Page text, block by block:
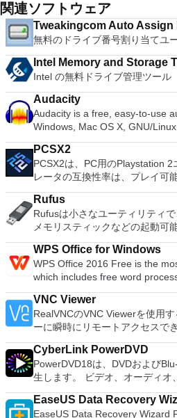
関連ソフトウェア
Tweakingcom Auto Assign
無料のドライブ番号割り当てユ
Intel Memory and Storage
Intel の無料ドライブ管理ツール
Audacity
Audacity is a free, easy-to-use
Windows, Mac OS X, GNU/
systems. You can use Audacity to: Record live audio.
tapes and records into digital
Vorbis, MP3, WAV or AIFF sound files. Cut, copy,
sounds together. Change the speed or pitch of a recording.
PCSX2
PCSX2は、PC用のPlaystation 2
レータの互換性率は、プレイ可
以上を誇っています。かなり強
いる場合、PCSX2は優れたエミ
アプリケーションはローエンド
供するため、Playstation 2コン
PCで動作するゲームを見ることができます
ーターを使用すると、PS2コン
プレイステーション体験をシミ
ケーションでは、ディスクから
ハードドライブからISOイメー
す。 主な機能は次のとおりです。 Savestates：ボタンを
押すだけで、ゲームの現在の「
限のメモリーカード：好きなだ
8MBから64MBまでの単一の物
した。 高解像度グラフィックス
1080pまたは4K HDでゲームを
ゲームを高い精度でエミュレー
ーターを切り替えることができ
Rufus
Rufusは小さなユーティリティ
メモリスティックなどの起動可
フォーマットおよび作成できます。 Rufusは、次のシナ
役立ちます。 Windows、Linux、およびUEFI用の起動可能な
ISOからUSBインストールメデ
合。 OSがインストールされていないシステムで作業する必要
がある場合。 BIOSまたはその他のファームウェアをDOSから
フラッシュする必要がある場合
を実行する必要がある場合。 Rufusは次の* ISOで動作しま
す：Arch Linux、Archbang、
Damn Small Linux、Fedora、
gNewSense、Hiren&#39;s Boot
Kubuntu、Linux Mint、NT
OpenSUSE、Parted Magic、
Rescue Kit、Ubuntu、Ultimate
以降）、Windows Server 2003
WPS Office for Windows
WPS Office 2016 Free is the
which includes free word
and presentation maker. With
easily be able to deal with any
Office 2016 Free has multiple
French, German, Spanish,
languages. To switch between
single click! Despite being a free suite, WPS Office comes
with many innovative features,
adjustment tool and multiple
converter, spell check and word
2016 Personal Edition supports
VNC Viewer
RealVNCのVNC Viewerを使用
ーに瞬時にリモートアクセスで
またはLinuxマシン、世界中の
使用すると、コンピューターの
ンピューターの前に直接座って
ードを制御したりできます。 VNC Viewerは、インストールと
使用が簡単です。制御したいデ
し、指示に従ってください。オ
CyberLink PowerDVD
PowerDVD18は、DVDおよび
生します。 ビデオ、オーディオ
ツ、さらにはYouTubeやVimeo
要なエンターテイメントの仲間です。 Ultra HD
EaseUS Data Recovery
EaseUS Data Recovery Wizard